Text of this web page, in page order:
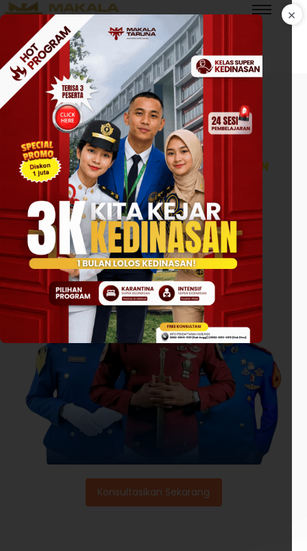
HUBUNGI KAMI
MAKALA TARUNA
BIMBEL AKMIL BUKITTINGGI TERBAIK
AKPOL AKMIL BINTARA DAN KEDINASAN
BIMBINGAN DAN PELATIHAN SELEKSI AKPOL (AKADEMI
KEPOLISIAN), AKMIL (AKADEMI MILITER), BINTARA, DAN
SEKDIN (SEKOLAH KEDINASAN)
Konsultasikan Sekarang
×